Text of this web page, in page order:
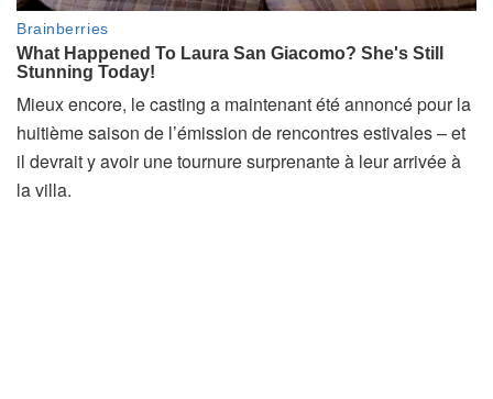
Mieux encore, le casting a maintenant été annoncé pour la
huitième saison de l’émission de rencontres estivales – et
il devrait y avoir une tournure surprenante à leur arrivée à
la villa.